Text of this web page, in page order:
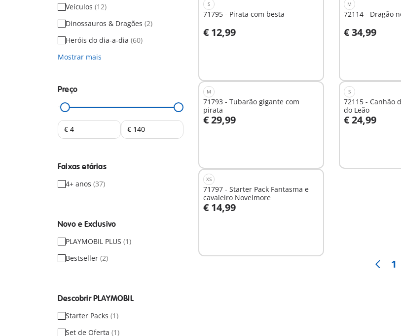
Veículos (12)
Dinossauros & Dragões (2)
Heróis do dia-a-dia (60)
Mostrar mais
Preço
Faixas etárias
4+ anos (37)
Novo e Exclusivo
PLAYMOBIL PLUS (1)
Bestseller (2)
Descobrir PLAYMOBIL
Starter Packs (1)
Set de Oferta (1)
S
71795 - Pirata com besta
€ 12,99
Ao carrinho
M
72114 - Dragão
€ 34,99
Ao carrinho
M
71793 - Tubarão gigante com
pirata
€ 29,99
Ao carrinho
S
72115 - Canhão
do Leão
€ 24,99
XS
71797 - Starter Pack Fantasma e
cavaleiro Novelmore
€ 14,99
1